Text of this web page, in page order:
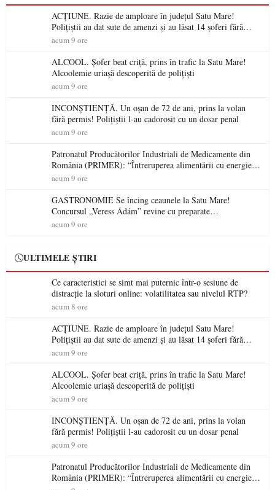
ACȚIUNE. Razie de amploare în județul Satu Mare!
Polițiștii au dat sute de amenzi și au lăsat 14 șoferi fără
permis într-o singură zi
acum 9 ore
ALCOOL. Șofer beat criță, prins în trafic la Satu Mare!
Alcoolemie uriașă descoperită de polițiști
acum 9 ore
INCONȘTIENȚĂ. Un oșan de 72 de ani, prins la volan
fără permis! Polițiștii l-au cadorosit cu un dosar penal
acum 9 ore
Patronatul Producătorilor Industriali de Medicamente din
România (PRIMER): “Întreruperea alimentării cu energie
electrică a fabricilor de medicamente va pune în pericol
acum 9 ore
GASTRONOMIE Se încing ceaunele la Satu Mare!
Concursul „Veress Ádám” revine cu preparate
spectaculoase, premii și un jurat de renume
acum 9 ore
ULTIMELE ȘTIRI
Ce caracteristici se simt mai puternic într-o sesiune de
distracție la sloturi online: volatilitatea sau nivelul RTP?
acum 8 ore
ACȚIUNE. Razie de amploare în județul Satu Mare!
Polițiștii au dat sute de amenzi și au lăsat 14 șoferi fără
permis într-o singură zi
acum 9 ore
ALCOOL. Șofer beat criță, prins în trafic la Satu Mare!
Alcoolemie uriașă descoperită de polițiști
acum 9 ore
INCONȘTIENȚĂ. Un oșan de 72 de ani, prins la volan
fără permis! Polițiștii l-au cadorosit cu un dosar penal
acum 9 ore
Patronatul Producătorilor Industriali de Medicamente din
România (PRIMER): “Întreruperea alimentării cu energie